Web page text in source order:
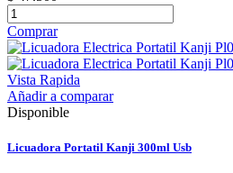
Comprar
Vista Rapida
Añadir a comparar
Disponible
Licuadora Portatil Kanji 300ml Usb